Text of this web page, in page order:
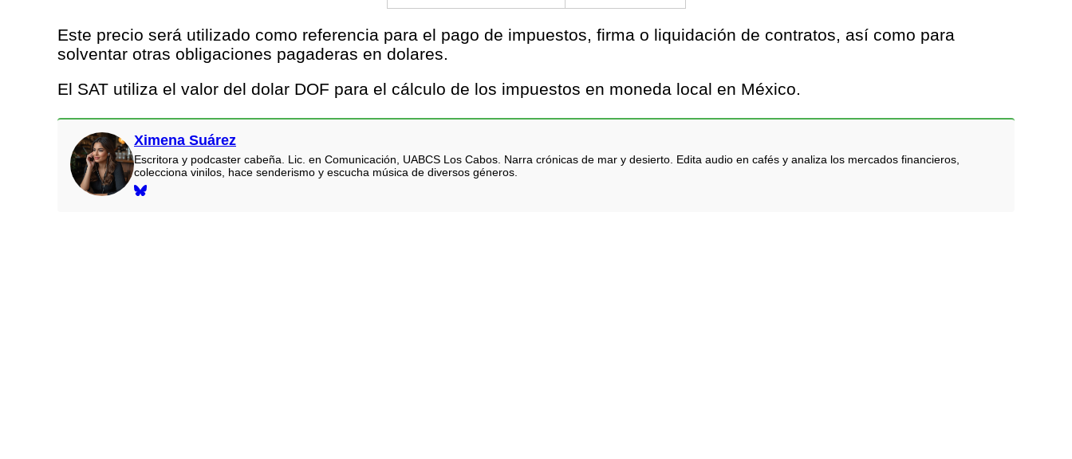
Este precio será utilizado como referencia para el pago de impuestos, firma o liquidación de contratos, así como para
solventar otras obligaciones pagaderas en dolares.
El SAT utiliza el valor del dolar DOF para el cálculo de los impuestos en moneda local en México.
Ximena Suárez
Escritora y podcaster cabeña. Lic. en Comunicación, UABCS Los Cabos. Narra crónicas de mar y desierto. Edita audio en cafés y analiza los mercados financieros,
colecciona vinilos, hace senderismo y escucha música de diversos géneros.